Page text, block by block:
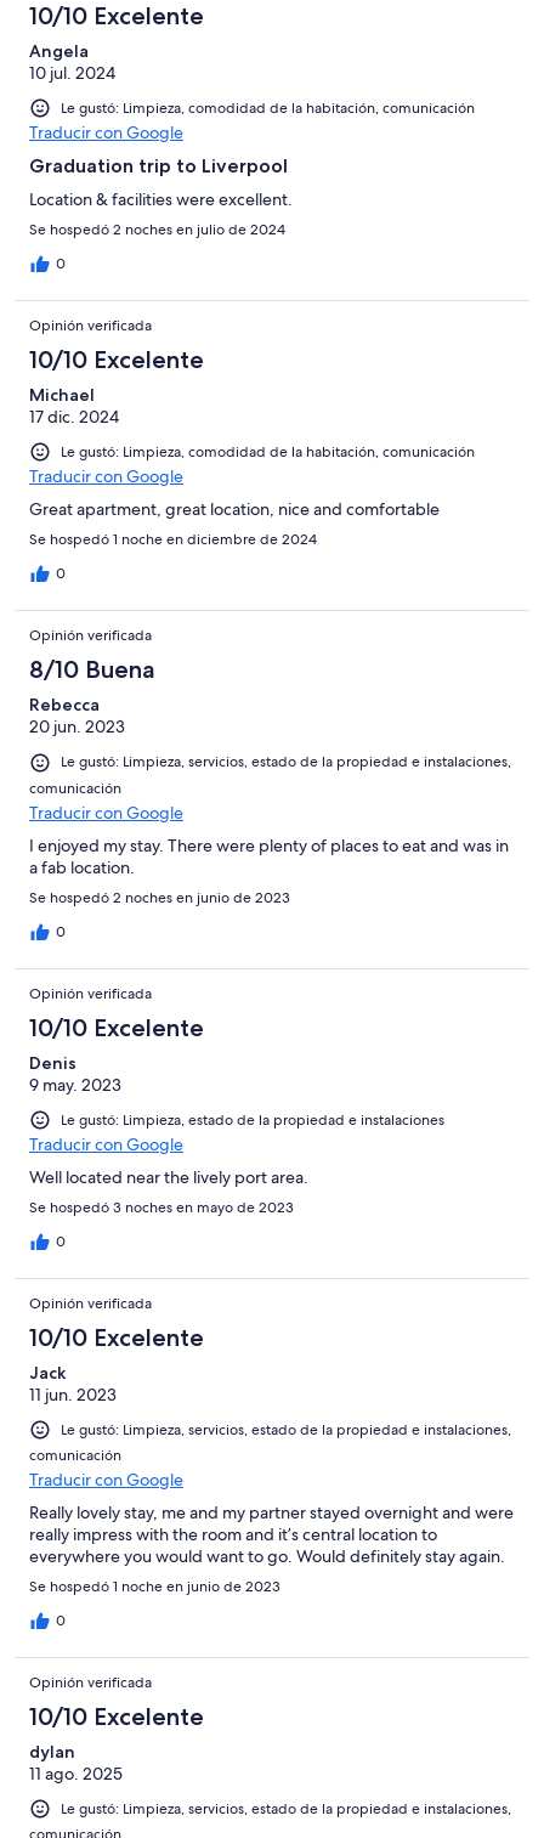
10/10 Excelente
Angela
10 jul. 2024
Le gustó: Limpieza, comodidad de la habitación, comunicación
Traducir con Google
Graduation trip to Liverpool
Location & facilities were excellent.
Se hospedó 2 noches en julio de 2024
0
Opinión verificada
10/10 Excelente
Michael
17 dic. 2024
Le gustó: Limpieza, comodidad de la habitación, comunicación
Traducir con Google
Great apartment, great location, nice and comfortable
Se hospedó 1 noche en diciembre de 2024
0
Opinión verificada
8/10 Buena
Rebecca
20 jun. 2023
Le gustó: Limpieza, servicios, estado de la propiedad e instalaciones,
comunicación
Traducir con Google
I enjoyed my stay. There were plenty of places to eat and was in
a fab location.
Se hospedó 2 noches en junio de 2023
0
Opinión verificada
10/10 Excelente
Denis
9 may. 2023
Le gustó: Limpieza, estado de la propiedad e instalaciones
Traducir con Google
Well located near the lively port area.
Se hospedó 3 noches en mayo de 2023
0
Opinión verificada
10/10 Excelente
Jack
11 jun. 2023
Le gustó: Limpieza, servicios, estado de la propiedad e instalaciones,
comunicación
Traducir con Google
Really lovely stay, me and my partner stayed overnight and were
really impress with the room and it’s central location to
everywhere you would want to go. Would definitely stay again.
Se hospedó 1 noche en junio de 2023
0
Opinión verificada
10/10 Excelente
dylan
11 ago. 2025
Le gustó: Limpieza, servicios, estado de la propiedad e instalaciones,